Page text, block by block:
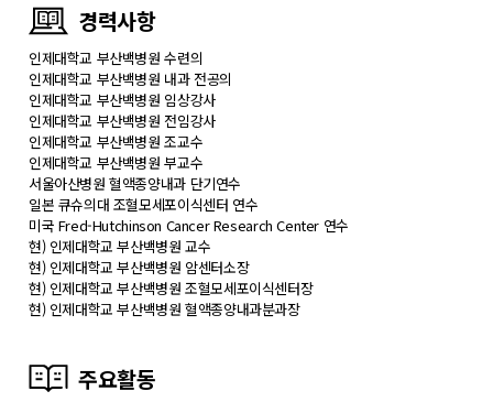
경력사항
인제대학교 부산백병원 수련의
인제대학교 부산백병원 내과 전공의
인제대학교 부산백병원 임상강사
인제대학교 부산백병원 전임강사
인제대학교 부산백병원 조교수
인제대학교 부산백병원 부교수
서울아산병원 혈액종양내과 단기연수
일본 큐슈의대 조혈모세포이식센터 연수
미국 Fred-Hutchinson Cancer Research Center 연수
현) 인제대학교 부산백병원 교수
현) 인제대학교 부산백병원 암센터소장
현) 인제대학교 부산백병원 조혈모세포이식센터장
현) 인제대학교 부산백병원 혈액종양내과분과장
주요활동